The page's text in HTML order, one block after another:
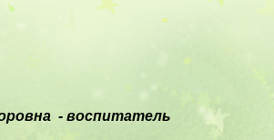
- воспитатель